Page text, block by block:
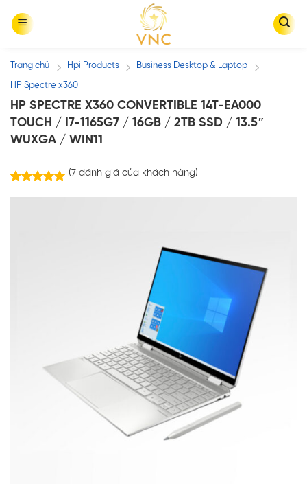
Trang chủ / Hpi Products / Business Desktop & Laptop /
HP Spectre x360
HP SPECTRE X360 CONVERTIBLE 14T-EA000
TOUCH / I7-1165G7 / 16GB / 2TB SSD / 13.5″
WUXGA / WIN11
(7đánh giá của khách hàng)